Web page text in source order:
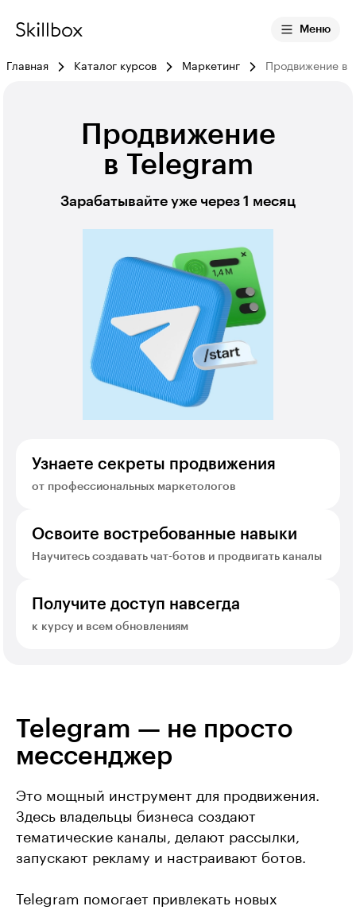
Меню
Главная Каталог курсов Маркетинг Продвижение в
Продвижение
в Telegram
Зарабатывайте уже через 1 месяц
Узнаете секреты продвижения
от профессиональных маркетологов
Освоите востребованные навыки
Научитесь создавать чат-ботов и продвигать каналы
Получите доступ навсегда
к курсу и всем обновлениям
Telegram — не просто
мессенджер
Это мощный инструмент для продвижения.
Здесь владельцы бизнеса создают
тематические каналы, делают рассылки,
запускают рекламу и настраивают ботов.
Telegram помогает привлекать новых